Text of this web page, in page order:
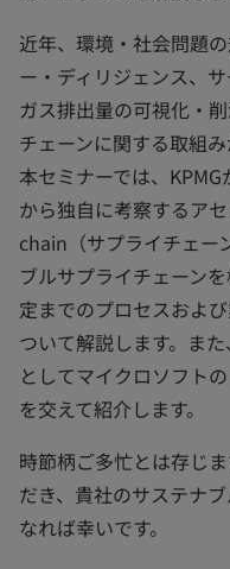
近年、環境・社会問題
ー・ディリジェンス、
ガス排出量の可視化・
チェーンに関する取組み
本セミナーでは、
から独自に考察するア
chain（サプライチェー
ブルサプライチェーン
定までのプロセスおよ
ついて解説します。ま
としてマイクロソフト
を交えて紹介します。
時節柄ご多忙とは存じ
だき、貴社のサステナ
なれば幸いです。